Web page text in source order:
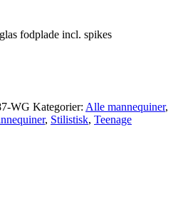
fodplade incl. spikes
WG Kategorier: Alle mannequiner,
, Stilistisk, Teenage